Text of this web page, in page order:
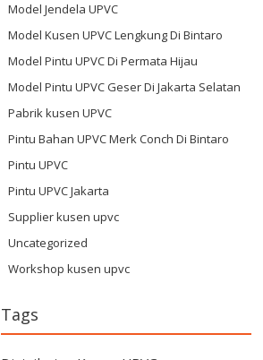
Model Jendela UPVC
Model Kusen UPVC Lengkung Di Bintaro
Model Pintu UPVC Di Permata Hijau
Model Pintu UPVC Geser Di Jakarta Selatan
Pabrik kusen UPVC
Pintu Bahan UPVC Merk Conch Di Bintaro
Pintu UPVC
Pintu UPVC Jakarta
Supplier kusen upvc
Uncategorized
Workshop kusen upvc
Tags